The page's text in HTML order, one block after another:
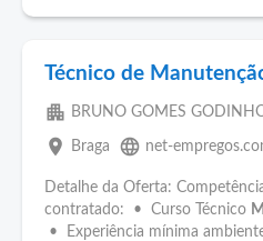
Técnico de
apartment BRUNO GOMES
place Braga language net-
Detalhe da Oferta:
contratado: • Curso Técnico
• Experiência mínima